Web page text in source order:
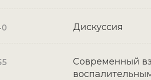
Дискуссия
Современный